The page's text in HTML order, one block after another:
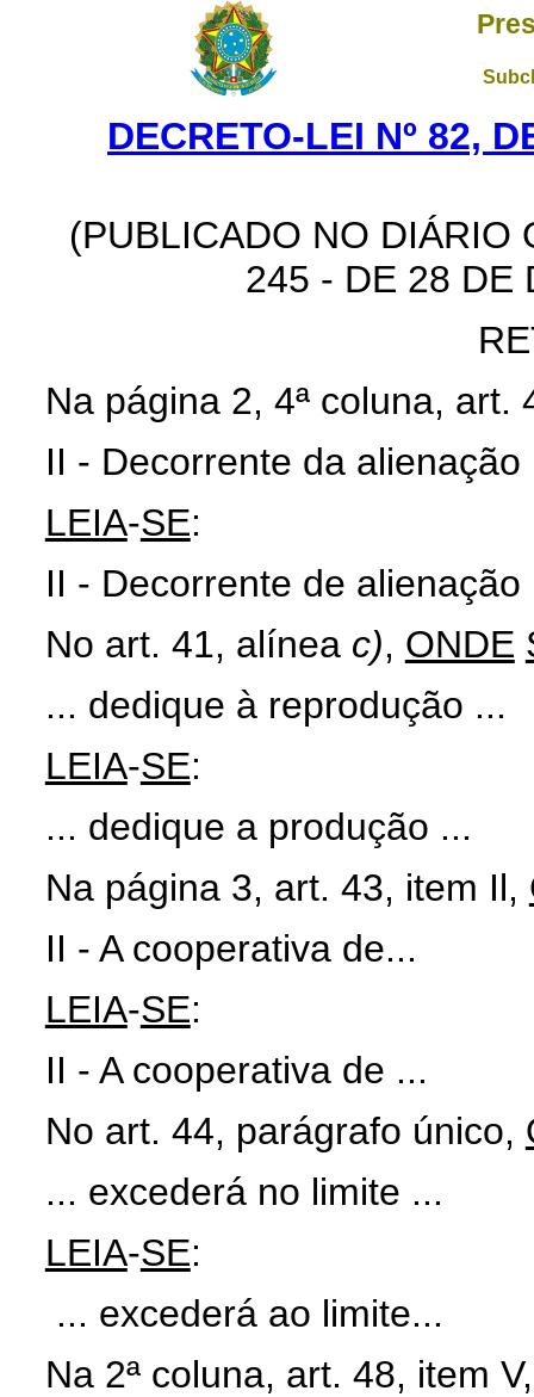
DECRETO-LEI Nº 82,
(PUBLICADO NO DIÁRIO
245 - DE 28 DE
Na página 2, 4ª coluna, art.
II - Decorrente da alienação
LEIA-SE:
II - Decorrente de alienação
No art. 41, alínea c), ONDE
... dedique à reprodução ...
LEIA-SE:
... dedique a produção ...
Na página 3, art. 43, item Il,
II - A cooperativa de...
LEIA-SE:
II - A cooperativa de ...
No art. 44, parágrafo único,
... excederá no limite ...
LEIA-SE:
... excederá ao limite...
Na 2ª coluna, art. 48, item